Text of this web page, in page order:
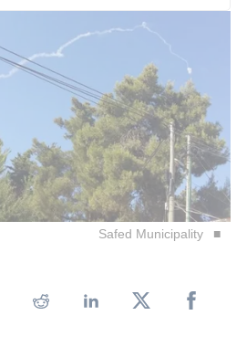
Safed Municipality